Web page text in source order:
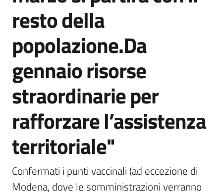
resto della
popolazione.Da
gennaio risorse
straordinarie per
rafforzare l’assistenza
territoriale"
Confermati i punti vaccinali (ad eccezione di
Modena, dove le somministrazioni verranno